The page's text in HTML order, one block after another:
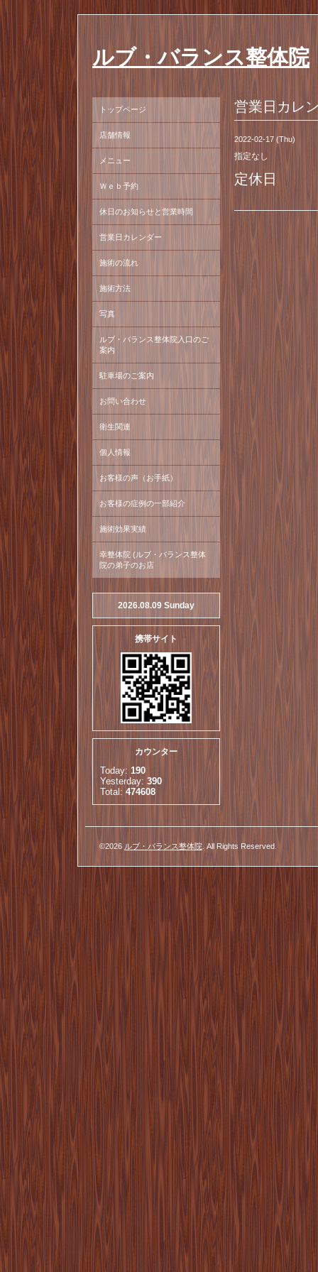
ルブ・バランス整体院
営業日カレ
2022-02-17 (Thu)
指定なし
定休日
トップページ
店舗情報
メニュー
Ｗｅｂ予約
休日のお知らせと営業時間
営業日カレンダー
施術の流れ
施術方法
写真
ルブ・バランス整体院入口のご
案内
駐車場のご案内
お問い合わせ
衛生関連
個人情報
お客様の声（お手紙）
お客様の症例の一部紹介
施術効果実績
幸整体院 (ルブ・バランス整体
院の弟子のお店
2026.08.09 Sunday
携帯サイト
カウンター
Today: 190
Yesterday: 390
Total: 474608
©2026 ルブ・バランス整体院 . All Rights Reserved.